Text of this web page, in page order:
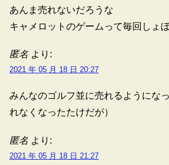
あんま売れないだろうな
キャメロットのゲームって毎回しょ
匿名 より:
2021 年 05 月 18 日 20:27
みんなのゴルフ並に売れるようにな
れなくなったたけだが）
匿名 より:
2021 年 05 月 18 日 21:27